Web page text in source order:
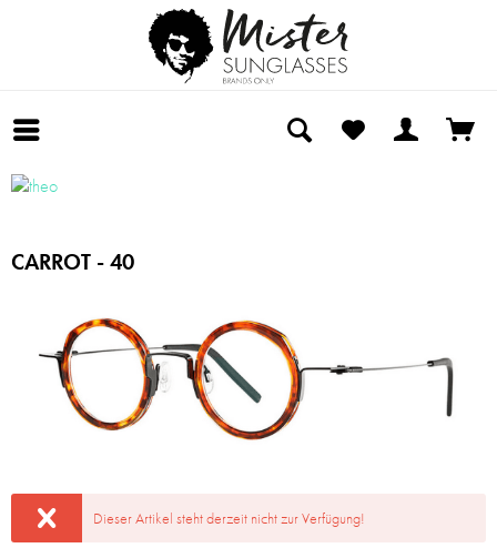
CARROT - 40
Dieser Artikel steht derzeit nicht zur Verfügung!